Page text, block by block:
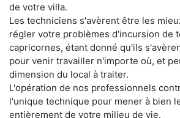
de votre villa.
Les techniciens s'avèrent être les
régler votre problèmes d'incursion de
capricornes, étant donné qu'ils
pour venir travailler n'importe où, et
dimension du local à traiter.
L'opération de nos professionnels
l'unique technique pour mener à bien
entièrement de votre milieu de vie.